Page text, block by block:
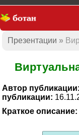
Презентации
Автор публикации:
публикации:
Краткое описание: